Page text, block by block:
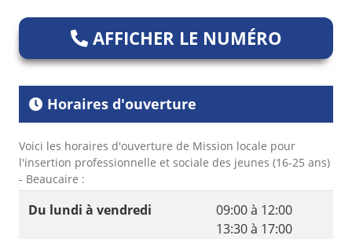
AFFICHER LE NUMÉRO
Horaires d'ouverture
Voici les horaires d'ouverture de Mission locale pour
l'insertion professionnelle et sociale des jeunes (16-25 ans)
- Beaucaire :
Du lundi à vendredi
09:00 à 12:00
13:30 à 17:00